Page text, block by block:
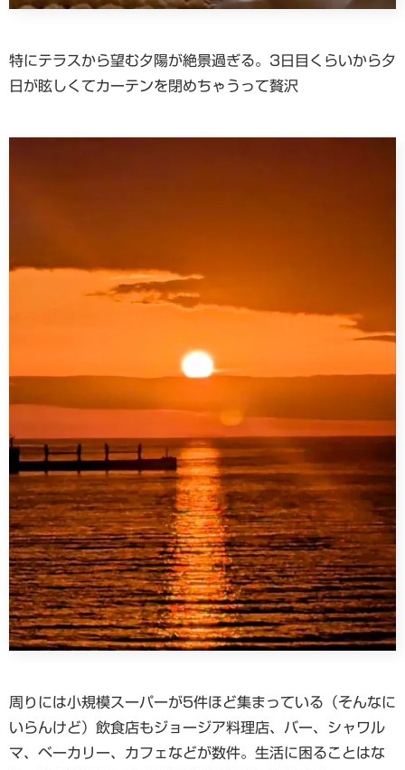
特にテラスから望む夕陽が絶景過ぎる。3日目くらいから夕
日が眩しくてカーテンを閉めちゃうって贅沢
周りには小規模スーパーが5件ほど集まっている（そんなに
いらんけど）飲食店もジョージア料理店、バー、シャワル
マ、ベーカリー、カフェなどが数件。生活に困ることはな